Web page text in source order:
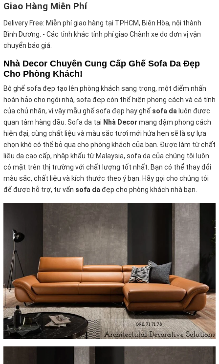
Giao Hàng Miễn Phí
Delivery Free: Miễn phí giao hàng tại TPHCM, Biên Hòa, nội thành
Bình Dương. - Các tỉnh khác tính phí giao Chành xe do đơn vị vận
chuyển báo giá.
Nhà Decor Chuyên Cung Cấp Ghế Sofa Da Đẹp
Cho Phòng Khách!
Bộ ghế sofa đẹp tạo lên phòng khách sang trọng, một điểm nhấn
hoàn hảo cho ngôi nhà, sofa đẹp còn thể hiện phong cách và cá tính
của chủ nhân, vì vậy mẫu ghế sofa đẹp hay ghế sofa da luôn được
quan tâm hàng đầu. Sofa da tại Nhà Decor mang đậm phong cách
hiện đại, cùng chất liệu và màu sắc tươi mới hứa hẹn sẽ là sự lựa
chọn khó có thể bỏ qua cho phòng khách của bạn. Được làm từ chất
liệu da cao cấp, nhập khẩu từ Malaysia, sofa da của chúng tôi luôn
có mặt trên thị trường với chất lượng tốt nhất. Bạn có thể thay đổi
màu sắc, chất liệu và kích thước theo ý bạn. Hãy gọi cho chúng tôi
để được hỗ trợ, tư vấn sofa dađẹp cho phòng khách nhà bạn.